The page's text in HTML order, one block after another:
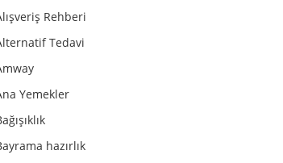
Rehberi
Tedavi
Yemekler
hazırlık